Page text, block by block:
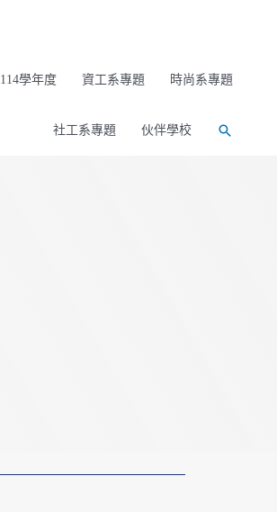
114學年度 資工系專題 時尚系專題
社工系專題 伙伴學校